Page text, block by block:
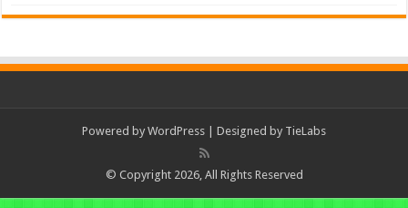
Powered by WordPress | Designed by TieLabs
© Copyright 2026, All Rights Reserved